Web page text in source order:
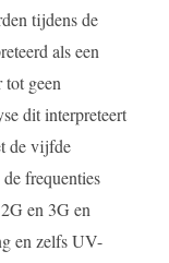
tijdens de
als een
geen
dit interpreteert
de vijfde
frequenties
en 3G en
en zelfs UV-